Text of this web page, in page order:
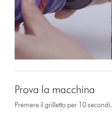
Prova la macchina
Premere il grilletto per 10 secondi.